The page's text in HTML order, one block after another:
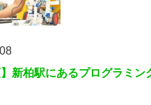
】新柏駅にあるプログラミン